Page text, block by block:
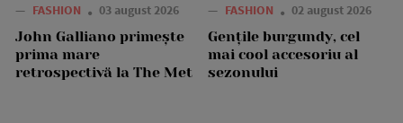
— FASHION 03 august 2026
John Galliano primește
prima mare
retrospectivă la The Met
— FASHION 02 august 2026
Gențile burgundy, cel
mai cool accesoriu al
sezonului